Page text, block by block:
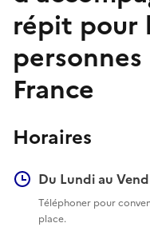
répit pour
France
Horaires
Du Lundi au
Téléphoner pour
place.